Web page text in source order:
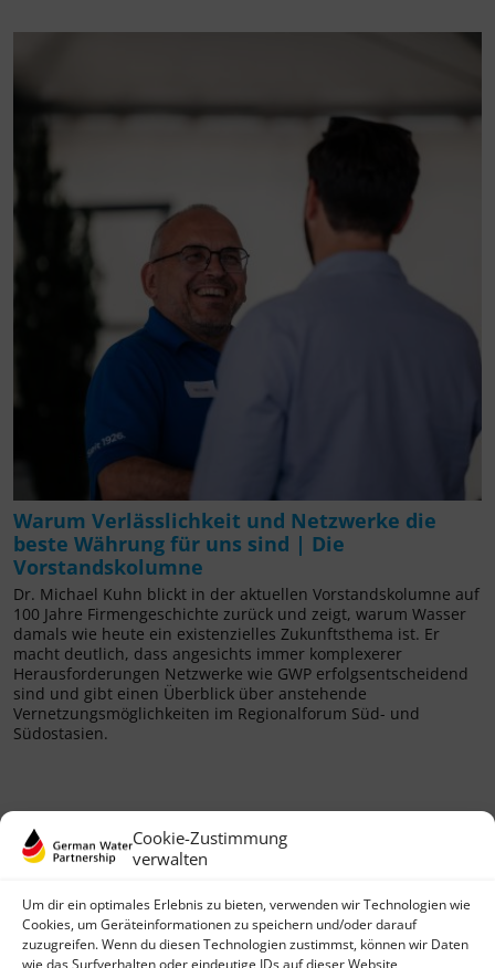
Cookie-Zustimmung
verwalten
Um dir ein optimales Erlebnis zu bieten, verwenden wir Technologien wie
Cookies, um Geräteinformationen zu speichern und/oder darauf
zuzugreifen. Wenn du diesen Technologien zustimmst, können wir Daten
wie das Surfverhalten oder eindeutige IDs auf dieser Website
Warum Verlässlichkeit und Netzwerke die
beste Währung für uns sind | Die
Vorstandskolumne
Dr. Michael Kuhn blickt in der aktuellen Vorstandskolumne auf
100 Jahre Firmengeschichte zurück und zeigt, warum Wasser
damals wie heute ein existenzielles Zukunftsthema ist. Er
macht deutlich, dass angesichts immer komplexerer
Herausforderungen Netzwerke wie GWP erfolgsentscheidend
sind und gibt einen Überblick über anstehende
Vernetzungsmöglichkeiten im Regionalforum Süd- und
Südostasien.